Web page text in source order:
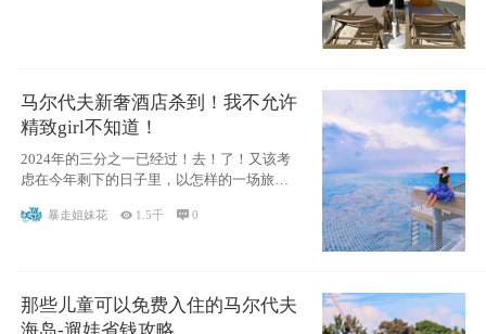
马尔代夫新奢酒店杀到！我不允许
精致girl不知道！
2024年的三分之一已经过！去！了！又该考
虑在今年剩下的日子里，以怎样的一场旅行
暴走姐妹花  1.5千 0
那些儿童可以免费入住的马尔代夫